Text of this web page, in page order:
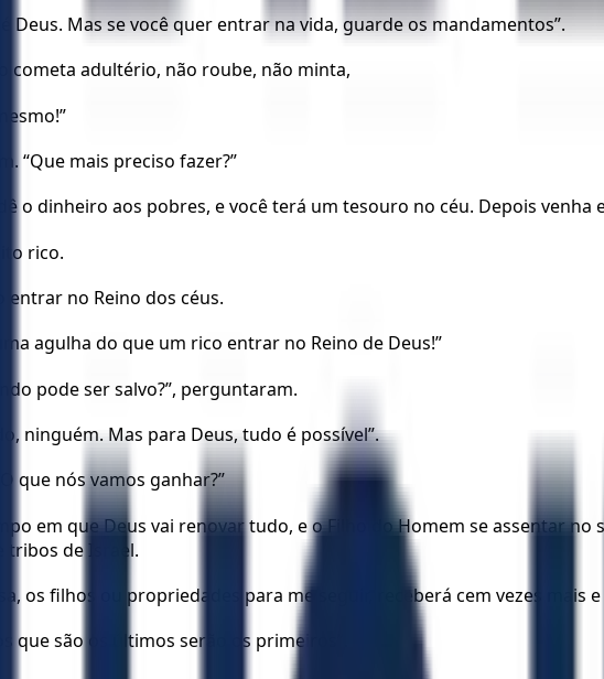
Deus. Mas se você quer entrar na vida, guarde os mandamentos”.
cometa adultério, não roube, não minta,
“Que mais preciso fazer?”
o dinheiro aos pobres, e você terá um tesouro no céu. Depois venha
rico.
entrar no Reino dos céus.
agulha do que um rico entrar no Reino de Deus!”
pode ser salvo?”, perguntaram.
ninguém. Mas para Deus, tudo é possível”.
que nós vamos ganhar?”
em que Deus vai renovar tudo, e o Filho do Homem se assentar
tribos de Israel.
os filhos ou propriedades para me seguir, receberá cem vezes mais
que são os últimos serão os primeiros”.